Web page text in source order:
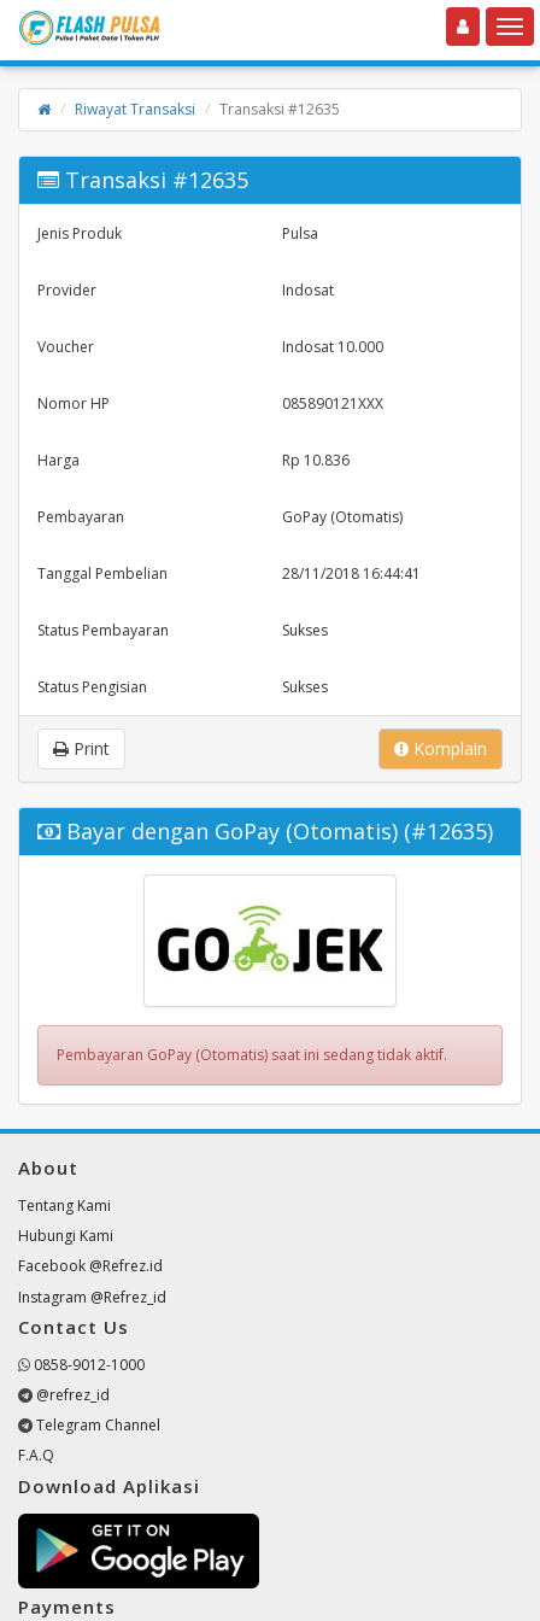
Toggle navigation
Riwayat Transaksi Transaksi #12635
Transaksi #12635
Jenis Produk Pulsa
Provider Indosat
Voucher Indosat 10.000
Nomor HP 085890121XXX
Harga Rp 10.836
Pembayaran GoPay (Otomatis)
Tanggal Pembelian 28/11/2018 16:44:41
Status Pembayaran Sukses
Status Pengisian Sukses
Komplain
Print
Bayar dengan GoPay (Otomatis) (#12635)
Pembayaran GoPay (Otomatis) saat ini sedang tidak aktif.
About
Tentang Kami
Hubungi Kami
Facebook @Refrez.id
Instagram @Refrez_id
Contact Us
0858-9012-1000
@refrez_id
Telegram Channel
F.A.Q
Download Aplikasi
Payments